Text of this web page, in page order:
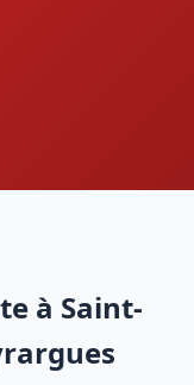
à Saint-